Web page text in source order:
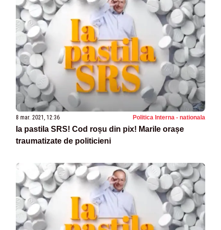
8 mar. 2021, 12:36 Politica Interna - nationala
Ia pastila SRS! Cod roșu din pix! Marile orașe
traumatizate de politicieni